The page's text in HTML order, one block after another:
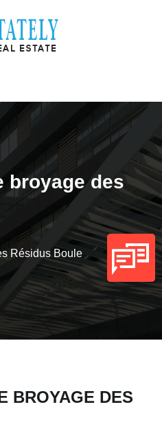
broyage des
Résidus Boule
BROYAGE DES